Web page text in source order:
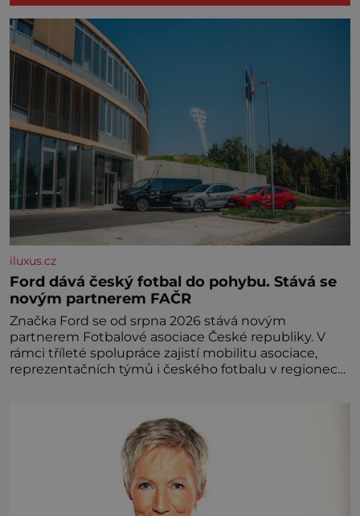
iluxus.cz
Ford dává český fotbal do pohybu. Stává se
novým partnerem FAČR
Značka Ford se od srpna 2026 stává novým
partnerem Fotbalové asociace České republiky. V
rámci tříleté spolupráce zajistí mobilitu asociace,
reprezentačních týmů i českého fotbalu v regionech.